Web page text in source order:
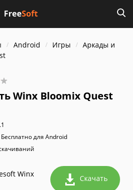
Android Игры
Аркады и
Winx Bloomix Quest
Бесплатно для Android
Winx
Скачать